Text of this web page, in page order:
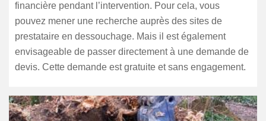
financière pendant l’intervention. Pour cela, vous
pouvez mener une recherche auprès des sites de
prestataire en dessouchage. Mais il est également
envisageable de passer directement à une demande de
devis. Cette demande est gratuite et sans engagement.